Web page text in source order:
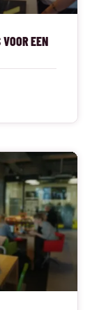
EEN